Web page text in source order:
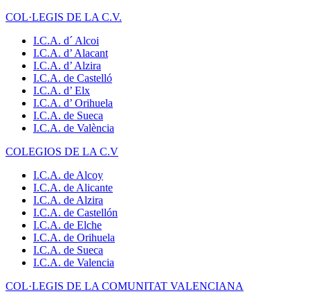
COL·LEGIS DE LA C.V.
I.C.A. d´ Alcoi
I.C.A. d’ Alacant
I.C.A. d’ Alzira
I.C.A. de Castelló
I.C.A. d’ Elx
I.C.A. d’ Orihuela
I.C.A. de Sueca
I.C.A. de València
COLEGIOS DE LA C.V
I.C.A. de Alcoy
I.C.A. de Alicante
I.C.A. de Alzira
I.C.A. de Castellón
I.C.A. de Elche
I.C.A. de Orihuela
I.C.A. de Sueca
I.C.A. de Valencia
COL·LEGIS DE LA COMUNITAT VALENCIANA